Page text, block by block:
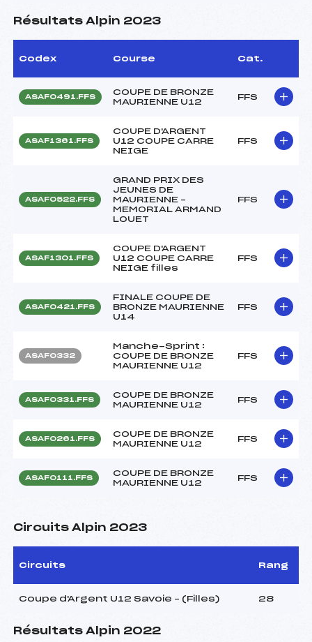
Résultats Alpin 2023
Codex Course Cat.
ASAF0491.FFS
COUPE DE BRONZE
MAURIENNE U12
FFS
ASAF1361.FFS
COUPE D'ARGENT
U12 COUPE CARRE
NEIGE
FFS
ASAF0522.FFS
GRAND PRIX DES
JEUNES DE
MAURIENNE –
MEMORIAL ARMAND
LOUET
FFS
ASAF1301.FFS
COUPE D'ARGENT
U12 COUPE CARRE
NEIGE filles
FFS
ASAF0421.FFS
FINALE COUPE DE
BRONZE MAURIENNE
U14
FFS
ASAF0332
Manche-Sprint :
COUPE DE BRONZE
MAURIENNE U12
FFS
ASAF0331.FFS
COUPE DE BRONZE
MAURIENNE U12
FFS
ASAF0261.FFS
COUPE DE BRONZE
MAURIENNE U12
FFS
ASAF0111.FFS
COUPE DE BRONZE
MAURIENNE U12
FFS
Circuits Alpin 2023
Circuits Rang
Coupe d'Argent U12 Savoie – (Filles) 28
Résultats Alpin 2022